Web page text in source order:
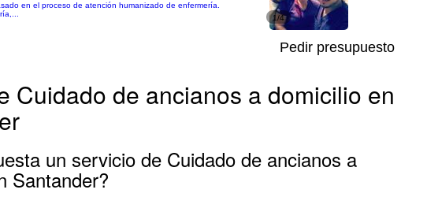
en el proceso de atención humanizado de enfermería.
1/4
Pedir presupuesto
Cuidado de ancianos a domicilio en
un servicio de Cuidado de ancianos a
Santander?